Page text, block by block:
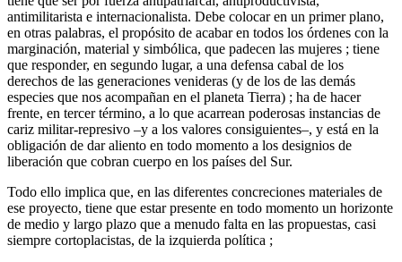
antimilitarista e internacionalista. Debe colocar en un primer plano,
en otras palabras, el propósito de acabar en todos los órdenes con la
marginación, material y simbólica, que padecen las mujeres ; tiene
que responder, en segundo lugar, a una defensa cabal de los
derechos de las generaciones venideras (y de los de las demás
especies que nos acompañan en el planeta Tierra) ; ha de hacer
frente, en tercer término, a lo que acarrean poderosas instancias de
cariz militar-represivo –y a los valores consiguientes–, y está en la
obligación de dar aliento en todo momento a los designios de
liberación que cobran cuerpo en los países del Sur.
Todo ello implica que, en las diferentes concreciones materiales de
ese proyecto, tiene que estar presente en todo momento un horizonte
de medio y largo plazo que a menudo falta en las propuestas, casi
siempre cortoplacistas, de la izquierda política ;